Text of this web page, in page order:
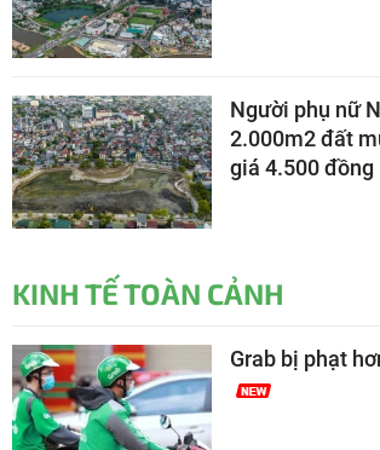
Người phụ nữ
2.000m2 đất
giá 4.500 đồng
KINH TẾ TOÀN CẢNH
Grab bị phạt